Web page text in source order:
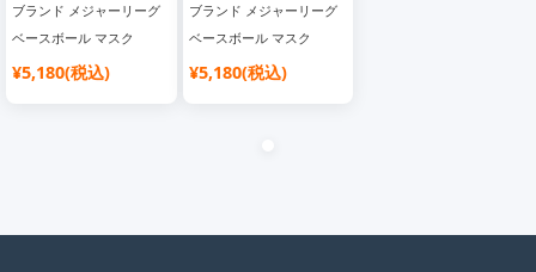
ブランド メジャーリーグ
ベースボール マスク
¥5,180(税込)
ブランド メジャーリーグ
ベースボール マスク
¥5,180(税込)